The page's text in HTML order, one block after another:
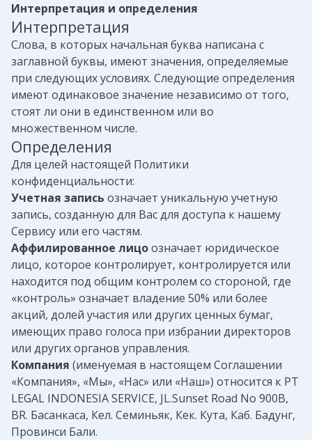
Интерпретация и определения
Интерпретация
Слова, в которых начальная буква написана с
заглавной буквы, имеют значения, определяемые
при следующих условиях. Следующие определения
имеют одинаковое значение независимо от того,
стоят ли они в единственном или во
множественном числе.
Определения
Для целей настоящей Политики
конфиденциальности:
Учетная запись означает уникальную учетную
запись, созданную для Вас для доступа к нашему
Сервису или его частям.
Аффилированное лицоозначает юридическое
лицо, которое контролирует, контролируется или
находится под общим контролем со стороной, где
«контроль» означает владение 50% или более
акций, долей участия или других ценных бумаг,
имеющих право голоса при избрании директоров
или других органов управления.
Компания (именуемая в настоящем Соглашении
«Компания», «Мы», «Нас» или «Наш») относится к PT
LEGAL INDONESIA SERVICE, JL.Sunset Road No 900B,
BR. Басанкаса, Кел. Семиньяк, Кек. Кута, Каб. Бадунг,
Провинси Бали.